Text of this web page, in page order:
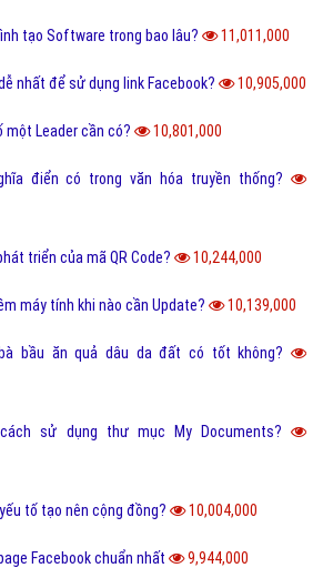
tạo Software trong bao lâu? 11,011,000
nhất để sử dụng link Facebook? 10,905,000
một Leader cần có? 10,801,000
điển có trong văn hóa truyền thống?
triển của mã QR Code? 10,244,000
máy tính khi nào cần Update? 10,139,000
bầu ăn quả dâu da đất có tốt không?
sử dụng thư mục My Documents?
tố tạo nên cộng đồng? 10,004,000
Facebook chuẩn nhất 9,944,000